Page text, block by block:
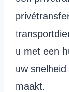
u met een
uw
maakt.